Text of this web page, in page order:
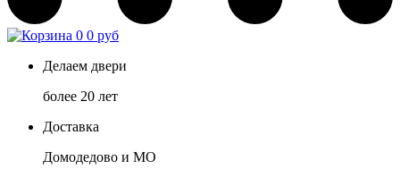
0 0 руб
Делаем двери
более 20 лет
Доставка
Домодедово и МО